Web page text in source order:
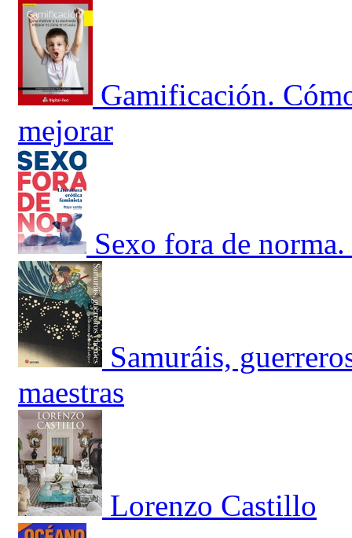
Gamificación.
mejorar
Sexo fora de
Samuráis,
maestras
Lorenzo Castillo